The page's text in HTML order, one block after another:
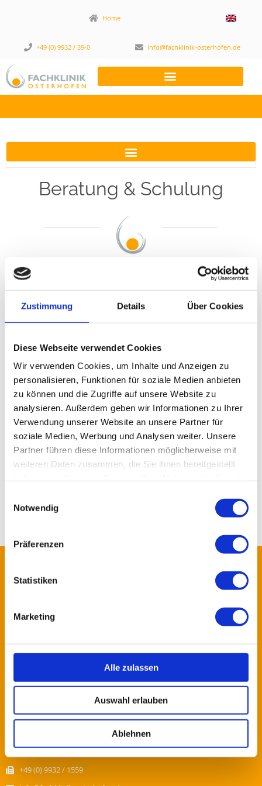
Zustimmung Details Über Cookies
Diese Webseite verwendet Cookies
Wir verwenden Cookies, um Inhalte und Anzeigen zu
personalisieren, Funktionen für soziale Medien anbieten
zu können und die Zugriffe auf unsere Website zu
analysieren. Außerdem geben wir Informationen zu Ihrer
Verwendung unserer Website an unsere Partner für
soziale Medien, Werbung und Analysen weiter. Unsere
Partner führen diese Informationen möglicherweise mit
weiteren Daten zusammen, die Sie ihnen bereitgestellt
Notwendig
Präferenzen
Statistiken
Marketing
Alle zulassen
Auswahl erlauben
Ablehnen
info@fachklinik-osterhofen.de
+49 (0) 9932 / 39-0
Home
Beratung & Schulung
Neben der medizinischen Behandlung erhalten Sie
Diabetesberatung
Hilfsmittelausstattung
Sozialrechtliche Beratung
Entlassungsplanung für den häuslichen Bereich
Rückkehr in den Beruf
KONTAKTDATEN
Plattlinger Straße 29
+49 (0) 9932 / 39-0
+49 (0) 9932 / 1559